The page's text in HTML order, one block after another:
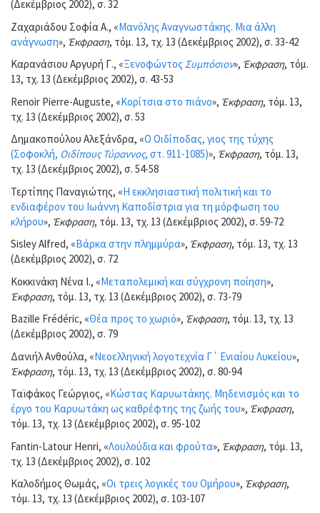
(Δεκέμβριος 2002), σ. 32
Ζαχαριάδου Σοφία Α., «Μανόλης Αναγνωστάκης. Μια άλλη
ανάγνωση», Έκφραση, τόμ. 13, τχ. 13 (Δεκέμβριος 2002), σ. 33-42
Καρανάσιου Αργυρή Γ., «Ξενοφώντος Συμπόσιον», Έκφραση, τόμ.
13, τχ. 13 (Δεκέμβριος 2002), σ. 43-53
Renoir Pierre-Auguste, «Κορίτσια στο πιάνο», Έκφραση, τόμ. 13,
τχ. 13 (Δεκέμβριος 2002), σ. 53
Δημακοπούλου Αλεξάνδρα, «Ο Οιδίποδας, γιoς της τύχης
(Σοφοκλή, Οιδίπους Τύραννος, στ. 911-1085)», Έκφραση, τόμ. 13,
τχ. 13 (Δεκέμβριος 2002), σ. 54-58
Τερτίπης Παναγιώτης, «Η εκκλησιαστική πολιτική και το
ενδιαφέρον του Ιωάννη Καποδίστρια για τη μόρφωση του
κλήρου», Έκφραση, τόμ. 13, τχ. 13 (Δεκέμβριος 2002), σ. 59-72
Sisley Alfred, «Βάρκα στην πλημμύρα», Έκφραση, τόμ. 13, τχ. 13
(Δεκέμβριος 2002), σ. 72
Κοκκινάκη Νένα Ι., «Μεταπολεμική και σύγχρονη ποίηση»,
Έκφραση, τόμ. 13, τχ. 13 (Δεκέμβριος 2002), σ. 73-79
Bazille Frédéric, «Θέα προς το χωριό», Έκφραση, τόμ. 13, τχ. 13
(Δεκέμβριος 2002), σ. 79
Δανιήλ Ανθούλα, «Νεοελληνική λογοτεχνία Γ΄ Ενιαίου Λυκείου»,
Έκφραση, τόμ. 13, τχ. 13 (Δεκέμβριος 2002), σ. 80-94
Ταϊφάκος Γεώργιος, «Κώστας Καρυωτάκης. Μηδενισμός και το
έργο του Καρυωτάκη ως καθρέφτης της ζωής του», Έκφραση,
τόμ. 13, τχ. 13 (Δεκέμβριος 2002), σ. 95-102
Fantin-Latour Henri, «Λουλούδια και φρούτα», Έκφραση, τόμ. 13,
τχ. 13 (Δεκέμβριος 2002), σ. 102
Καλοδήμος Θωμάς, «Οι τρεις λογικές του Ομήρου», Έκφραση,
τόμ. 13, τχ. 13 (Δεκέμβριος 2002), σ. 103-107